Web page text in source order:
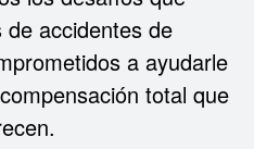
accidentes de
a ayudarle
total que